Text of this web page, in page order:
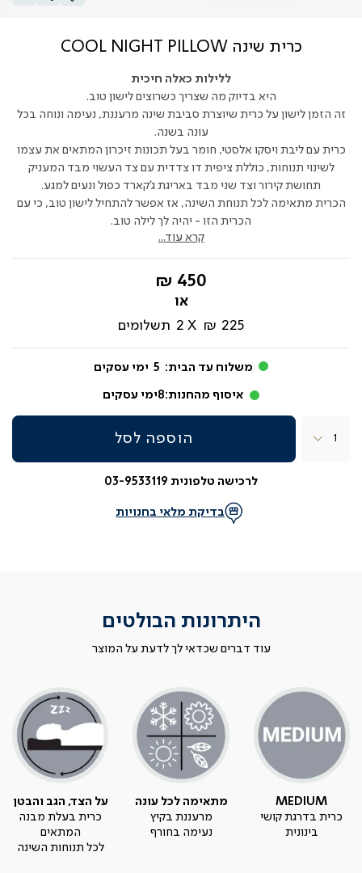
כרית שינה COOL NIGHT PILLOW
ללילות כאלה חיכית
היא בדיוק מה שצריך כשרוצים לישון טוב.
זה הזמן לישון על כרית שיוצרת סביבת שינה מרעננת, נעימה ונוחה בכל
עונה בשנה.
כרית עם ליבת ויסקו אלסטי, חומר בעל תכונות זיכרון המתאים את עצמו
לשינוי תנוחות, כוללת ציפית דו צדדית עם צד העשוי מבד המעניק
תחושת קירור וצד שני מבד באריגת ג'קארד כפול ונעים למגע.
הכרית מתאימה לכל תנוחת השינה, אז אפשר להתחיל לישון טוב, כי עם
הכרית הזו - יהיה לך לילה טוב.
קרא עוד...
החל
מ-
450 ₪
225 ₪
2 תשלומים
משלוח עד הבית: 5 ימי עסקים
איסוף מהחנות:8ימי עסקים
הוספה לסל
לרכישה טלפונית 03-9533119
בדיקת מלאי בחנויות
היתרונות הבולטים
עוד דברים שכדאי לך לדעת על המוצר
MEDIUM
כרית בדרגת קושי
בינונית
מתאימה לכל עונה
מרעננת בקיץ
נעימה בחורף
על הצד, הגב והבטן
כרית בעלת מבנה
המתאים
לכל תנוחות השינה